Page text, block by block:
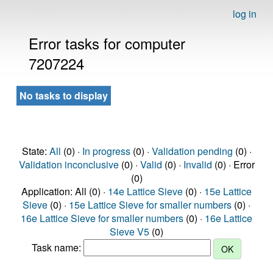
log in
Error tasks for computer
7207224
No tasks to display
State: All (0) · In progress(0) · Validation pending (0) ·
Validation inconclusive(0) · Valid (0) · Invalid (0) · Error
(0)
Application: All (0) · 14e Lattice Sieve (0) · 15e Lattice
Sieve (0) · 15e Lattice Sieve for smaller numbers (0) ·
16e Lattice Sieve for smaller numbers (0) · 16e Lattice
Sieve V5 (0)
Task name: